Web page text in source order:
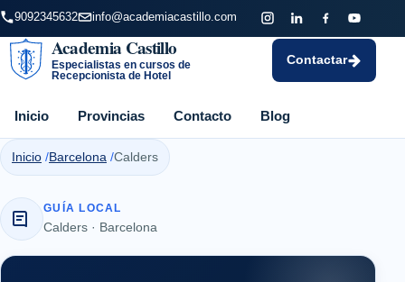
9092345632 info@academiacastillo.com
Academia Castillo
Especialistas en cursos de
Recepcionista de Hotel
Inicio Provincias Contacto Blog
Contactar
Inicio Barcelona Calders
GUÍA LOCAL
Calders · Barcelona